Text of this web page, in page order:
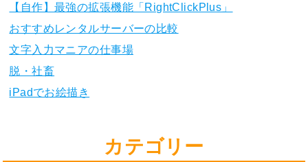
【自作】最強の拡張機能「RightClickPlus」
おすすめレンタルサーバーの比較
文字入力マニアの仕事場
脱・社畜
iPadでお絵描き
カテゴリー